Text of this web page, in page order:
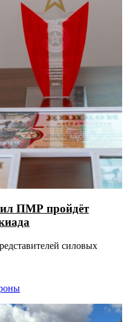
ПМР пройдёт
силовых